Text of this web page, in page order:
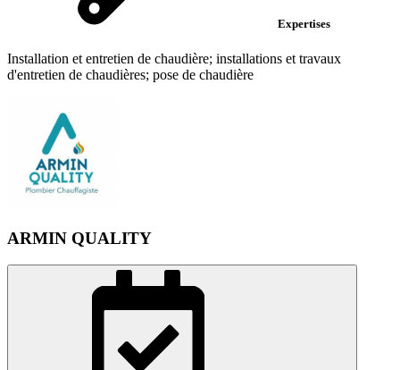
Expertises
Installation et entretien de chaudière; installations et travaux
d'entretien de chaudières; pose de chaudière
ARMIN QUALITY